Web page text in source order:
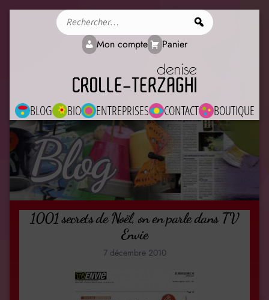
BLOG BIO ENTREPRISES CONTACT BOUTIQUE
Mon compte Panier
Blog
1001 secrets de Noël, on en parle dans TV
Envie
7 décembre 2010